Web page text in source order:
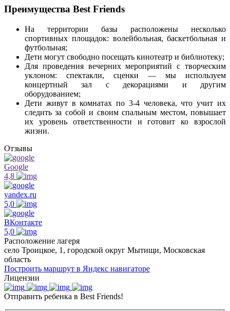
Преимущества Best Friends
На территории базы расположены несколько
спортивных площадок: волейбольная, баскетбольная и
футбольная;
Дети могут свободно посещать кинотеатр и библиотеку;
Для проведения вечерних мероприятий с творческим
уклоном: спектакли, сценки — мы используем
концертный зал с декорациями и другим
оборудованием;
Дети живут в комнатах по 3-4 человека, что учит их
следить за собой и своим спальным местом, повышает
их уровень ответственности и готовит ко взрослой
жизни.
Отзывы
Google
4,8
yandex.ru
5,0
ВКонтакте
5,0
Расположение лагеря
село Троицкое, 1, городской округ Мытищи, Московская
область
Построить маршрут в Яндекс навигаторе
Лицензии
Отправить ребенка в Best Friends!